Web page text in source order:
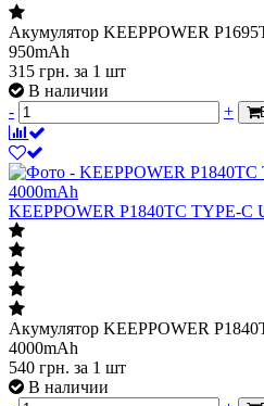
Акумулятор KEEPPOWER
950mAh
315 грн. за 1 шт
В наличии
-
+
KEEPPOWER P1840TC TYPE-C
Акумулятор KEEPPOWER
4000mAh
540 грн. за 1 шт
В наличии